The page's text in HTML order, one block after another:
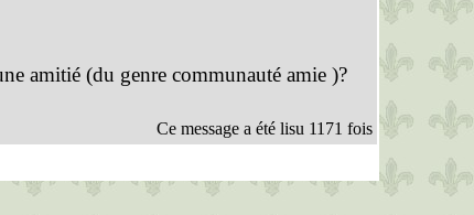
amitié (du genre communauté amie )?
Ce message a été lisu 1171 fois